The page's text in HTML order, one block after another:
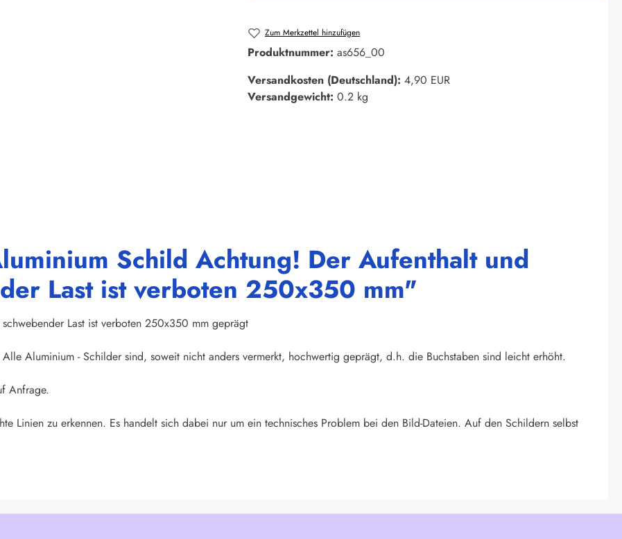
Zum Merkzettel hinzufügen
Produktnummer: as656_00
Versandkosten (Deutschland): 4,90 EUR
Versandgewicht: 0.2 kg
Schild Achtung! Der Aufenthalt und
Last ist verboten 250x350 mm"
Last ist verboten 250x350 mm geprägt
Aluminium - Schilder sind, soweit nicht anders vermerkt, hochwertig geprägt, d.h. die Buchstaben sind leicht erhöht.
Anfrage.
Linien zu erkennen. Es handelt sich dabei nur um ein technisches Problem bei den Bild-Dateien. Auf den Schildern selbst